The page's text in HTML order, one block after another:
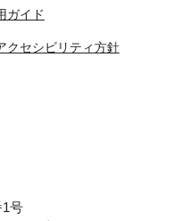
ガイド
クセシビリティ方針
号